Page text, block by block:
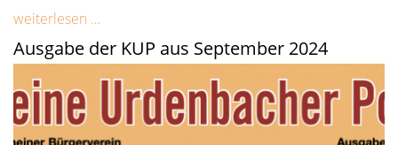
weiterlesen …
Ausgabe der KUP aus September 2024